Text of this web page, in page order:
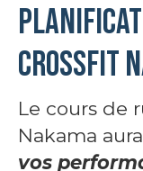
CrossFit
Le cours de
Nakama
vos